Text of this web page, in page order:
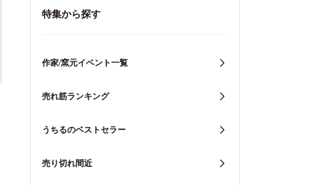
特集から探す
作家/窯元イベント一覧
売れ筋ランキング
うちるのベストセラー
売り切れ間近